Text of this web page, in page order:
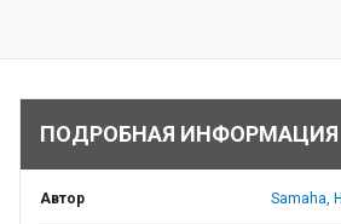
ПОДРОБНАЯ ИНФОРМАЦИЯ
Автор Samaha,